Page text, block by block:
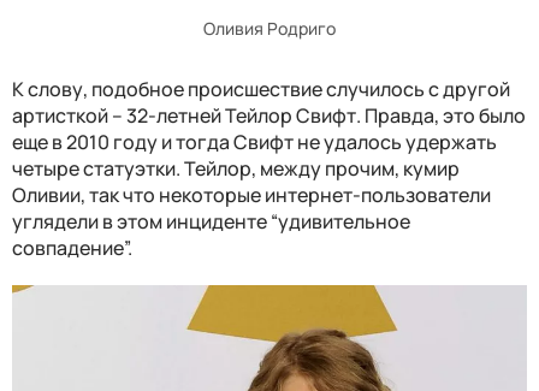
Оливия Родриго
К слову, подобное происшествие случилось с другой
артисткой – 32-летней Тейлор Свифт. Правда, это было
еще в 2010 году и тогда Свифт не удалось удержать
четыре статуэтки. Тейлор, между прочим, кумир
Оливии, так что некоторые интернет-пользователи
углядели в этом инциденте “удивительное
совпадение”.